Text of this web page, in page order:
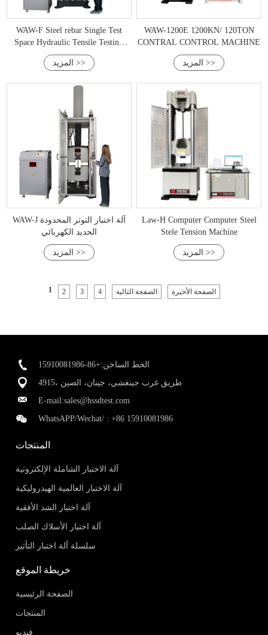
WAW-F Steel rebar Single Test
Space Hydraulic Tensile Testing
Machine
المزيد >>
WAW-1200E 1200KN/ 120TON
CONTRAL CONTROL MACHINE
المزيد >>
WAW-J آلة اختبار التوتر المحدودة
الحديد الكهربائي
المزيد >>
Law-H Computer Computer Steel
Stele Tension Machine
المزيد >>
1 2 3 4 الصفحة التالية الصفحة الأخيرة
الخط الساخن:+86-15910081986
4915، طريق غرب جينغشي، جينان، الصين
E-mail:sales@hssdtest.com
WhatsAPP/Wechat/ :+86 15910081986
المنتجات
آلة الاختبار الشاملة الإلكترونية
آلة الاختبار العالمية الهيدروليكية
آلة اختبار الشد الأفقية
آلة اختبار الأسلاك الصلب
سلسلة آلة اختبار التأثير
خريطة الموقع
الصفحة الرئيسية
المنتجات
فيديو